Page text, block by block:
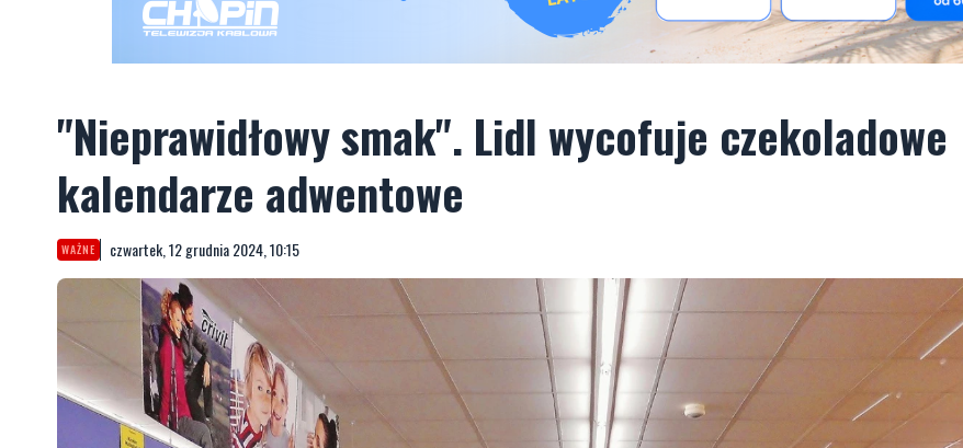
"Nieprawidłowy smak". Lidl wycofuje czekoladowe
kalendarze adwentowe
WAŻNE czwartek, 12 grudnia 2024, 10:15